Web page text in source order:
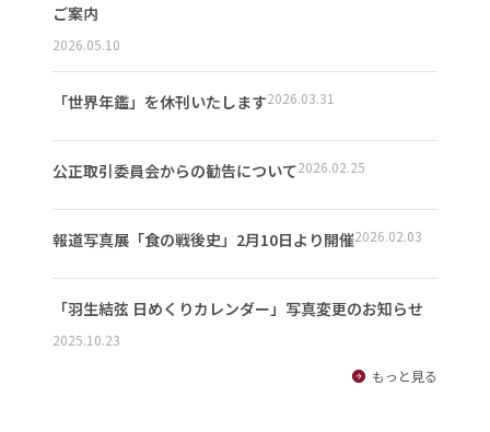
ご案内
2026.05.10
「世界年鑑」を休刊いたします2026.03.31
公正取引委員会からの勧告について2026.02.25
報道写真展「食の戦後史」2月10日より開催2026.02.03
「羽生結弦 日めくりカレンダー」写真変更のお知らせ
2025.10.23
もっと見る